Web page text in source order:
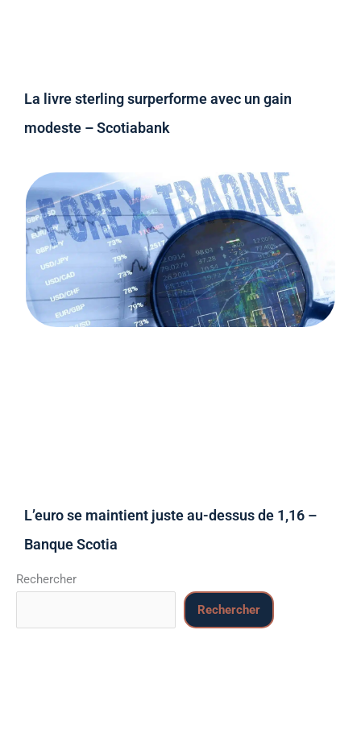
La livre sterling surperforme avec un gain
modeste – Scotiabank
L’euro se maintient juste au-dessus de 1,16 –
Banque Scotia
Rechercher
Rechercher